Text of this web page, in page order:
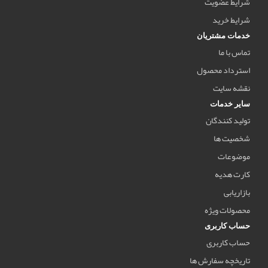
شرایط خرید
خدمات مشتریان
تماس با ما
استرداد محصول
نقشه سایت
سایر خدمات
تولید کنندگان
شخصیت ها
موضوعات
کارت هدیه
بازاریابی
محصولات ویژه
حساب کاربری
حساب کاربری
تاریخچه سفارش ها